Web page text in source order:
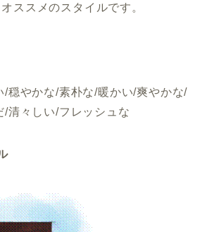
ススメのスタイルです。
/穏やかな/素朴な/暖かい/爽やかな/
/清々しい/フレッシュな